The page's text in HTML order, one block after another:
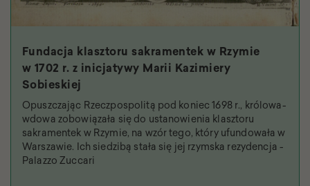
Fundacja klasztoru sakramentek w Rzymie
w 1702 r. z inicjatywy Marii Kazimiery
Sobieskiej
Opuszczając Rzeczpospolitą pod koniec 1698 r., królowa-
wdowa zobowiązała się do ustanowienia klasztoru
sakramentek w Rzymie, na wzór tego, który ufundowała w
Warszawie. Ich siedzibą stała się jej rzymska rezydencja -
Palazzo Zuccari